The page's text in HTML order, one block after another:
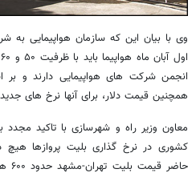
وی با بیان این که سازمان هواپیمایی به
همچنین قیمت دلار، برای آنها نرخ های
معاون وزیر راه و شهرسازی با تاکید
کشوری در نرخ گذاری بلیت پروازها هیچ